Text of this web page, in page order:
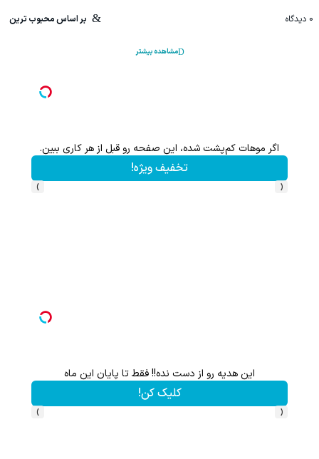
0 دیدگاه بر اساس محبوب ترین
مشاهده بیشتر
اگر موهات کم‌پشت شده، این صفحه رو قبل از هر کاری ببین.
تخفیف ویژه!
‹
›
این هدیه رو از دست نده!! فقط تا پایان این ماه
کلیک کن!
‹
›